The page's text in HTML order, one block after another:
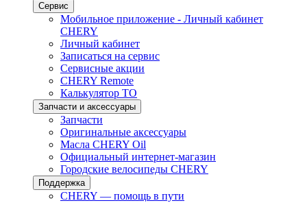
Сервис
Мобильное приложение - Личный кабинет
CHERY
Личный кабинет
Записаться на сервис
Сервисные акции
CHERY Remote
Калькулятор ТО
Запчасти и аксессуары
Запчасти
Оригинальные аксессуары
Масла CHERY Oil
Официальный интернет-магазин
Городские велосипеды CHERY
Поддержка
CHERY — помощь в пути